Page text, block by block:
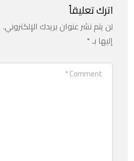
اترك تعليقاً
لن يتم نشر عنوان بريدك الإلكتروني.
إليها بـ*